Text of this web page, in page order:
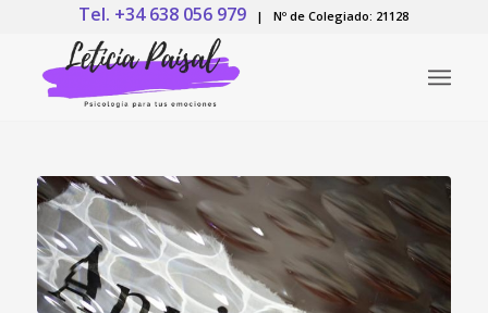
Tel. +34 638 056 979 | Nº de Colegiado: 21128